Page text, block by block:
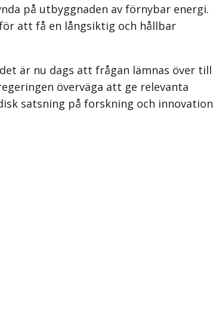
på utbyggnaden av förnybar energi.
att få en långsiktig och hållbar
är nu dags att frågan lämnas över till
överväga att ge relevanta
satsning på forskning och innovation